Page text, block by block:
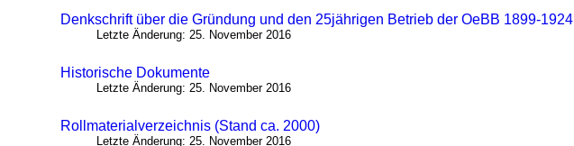
Denkschrift über die Gründung und den 25jährigen Betrieb der OeBB 1899-1924
Letzte Änderung: 25. November 2016
Historische Dokumente
Letzte Änderung: 25. November 2016
Rollmaterialverzeichnis (Stand ca. 2000)
Letzte Änderung: 25. November 2016